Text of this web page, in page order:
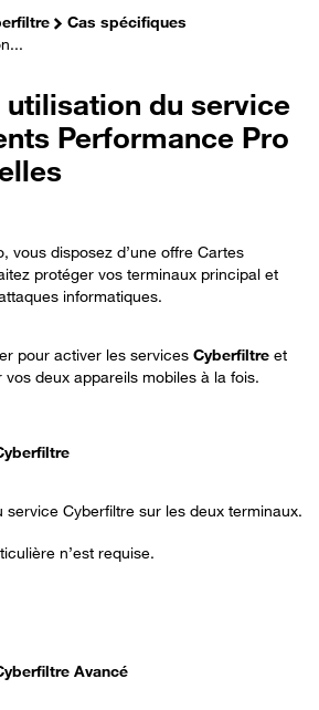
Cas spécifiques
utilisation du service
Performance Pro
vous disposez d’une offre Cartes
protéger vos terminaux principal et
informatiques.
pour activer les services Cyberfiltre et
vos deux appareils mobiles à la fois.
service Cyberfiltre sur les deux terminaux.
n’est requise.
Avancé